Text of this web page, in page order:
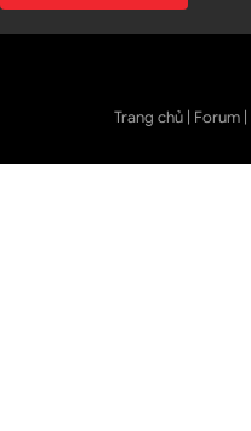
Trang chủ | Forum |